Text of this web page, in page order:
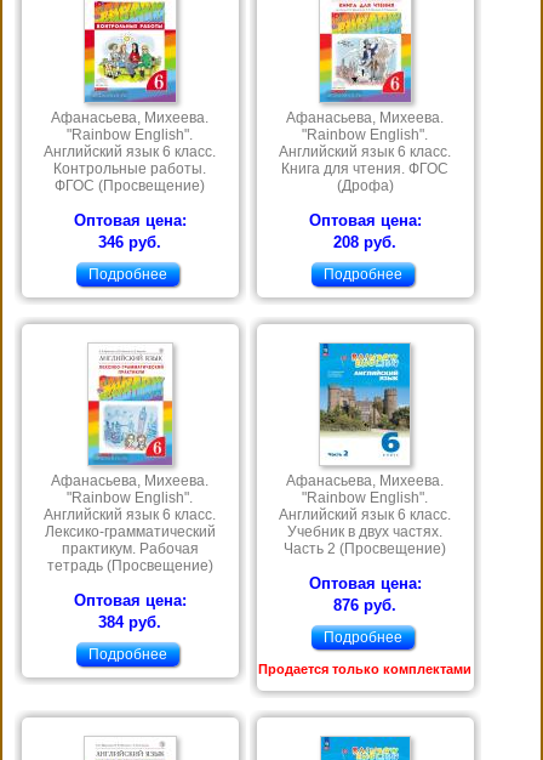
Афанасьева, Михеева.
"Rainbow English".
Английский язык 6 класс.
Контрольные работы.
ФГОС (Просвещение)
Оптовая цена:
346 руб.
Подробнее
Афанасьева, Михеева.
"Rainbow English".
Английский язык 6 класс.
Книга для чтения. ФГОС
(Дрофа)
Оптовая цена:
208 руб.
Подробнее
Афанасьева, Михеева.
"Rainbow English".
Английский язык 6 класс.
Лексико-грамматический
практикум. Рабочая
тетрадь (Просвещение)
Оптовая цена:
384 руб.
Подробнее
Афанасьева, Михеева.
"Rainbow English".
Английский язык 6 класс.
Учебник в двух частях.
Часть 2 (Просвещение)
Оптовая цена:
876 руб.
Подробнее
Продается только комплектами